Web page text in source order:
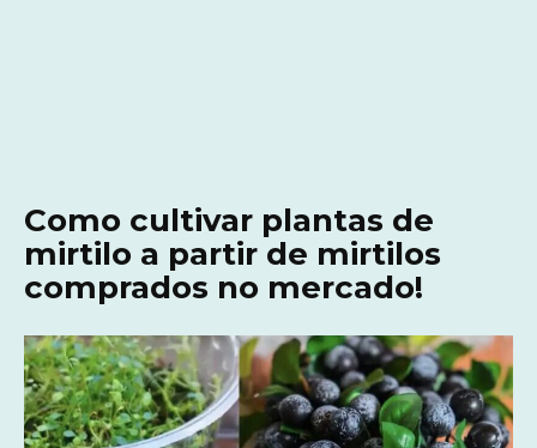
Como cultivar plantas de
mirtilo a partir de mirtilos
comprados no mercado!